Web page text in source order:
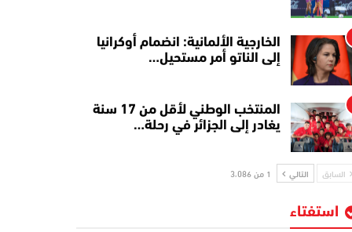
الخارجية الألمانية: انضمام أوكرانيا
إلى الناتو أمر مستحيل…
المنتخب الوطني لأقل من 17 سنة
يغادر إلى الجزائر في رحلة…
السابق التالي 1 من 3٬086
استفتاء